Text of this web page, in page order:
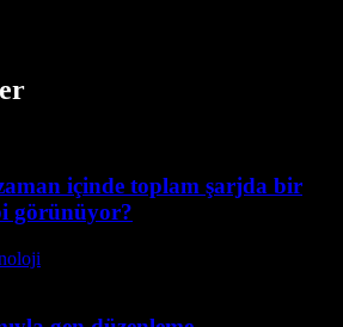
içinde toplam şarjda bir
görünüyor?